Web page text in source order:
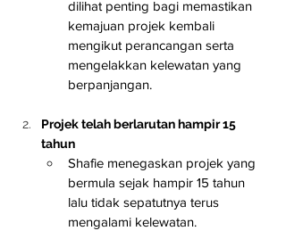
dilihat penting bagi memastikan
kemajuan projek kembali
mengikut perancangan serta
mengelakkan kelewatan yang
berpanjangan.
Projek telah berlarutan hampir 15
tahun
Shafie menegaskan projek yang
bermula sejak hampir 15 tahun
lalu tidak sepatutnya terus
mengalami kelewatan.